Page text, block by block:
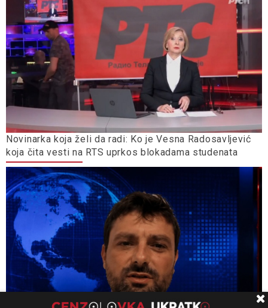
Novinarka koja želi da radi: Ko je Vesna Radosavljević
koja čita vesti na RTS uprkos blokadama studenata